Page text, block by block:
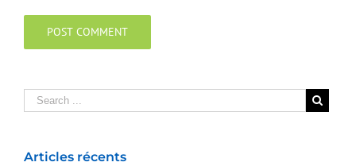
Articles récents